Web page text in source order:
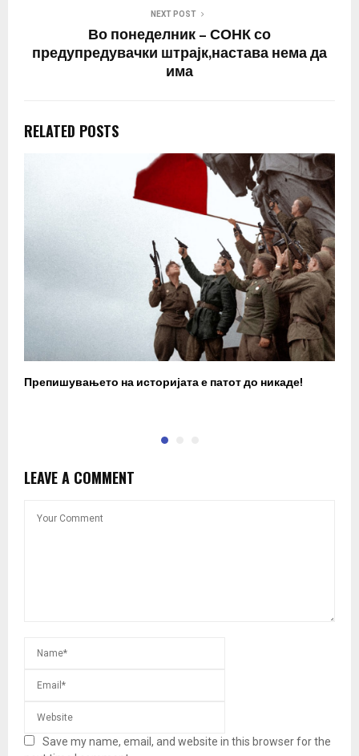
NEXT POST
Во понеделник – СОНК со
предупредувачки штрајк,настава нема да
има
RELATED POSTS
Препишувањето на историјата е патот до никаде!
LEAVE A COMMENT
Save my name, email, and website in this browser for the